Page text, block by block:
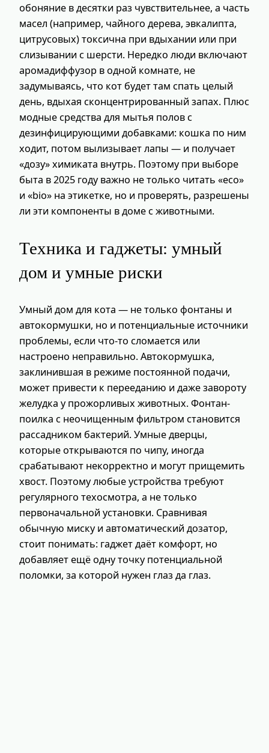
обоняние в десятки раз чувствительнее, а часть
масел (например, чайного дерева, эвкалипта,
цитрусовых) токсична при вдыхании или при
слизывании с шерсти. Нередко люди включают
аромадиффузор в одной комнате, не
задумываясь, что кот будет там спать целый
день, вдыхая сконцентрированный запах. Плюс
модные средства для мытья полов с
дезинфицирующими добавками: кошка по ним
ходит, потом вылизывает лапы — и получает
«дозу» химиката внутрь. Поэтому при выборе
быта в 2025 году важно не только читать «eco»
и «bio» на этикетке, но и проверять, разрешены
ли эти компоненты в доме с животными.
Техника и гаджеты: умный
дом и умные риски
Умный дом для кота — не только фонтаны и
автокормушки, но и потенциальные источники
проблемы, если что-то сломается или
настроено неправильно. Автокормушка,
заклинившая в режиме постоянной подачи,
может привести к перееданию и даже завороту
желудка у прожорливых животных. Фонтан-
поилка с неочищенным фильтром становится
рассадником бактерий. Умные дверцы,
которые открываются по чипу, иногда
срабатывают некорректно и могут прищемить
хвост. Поэтому любые устройства требуют
регулярного техосмотра, а не только
первоначальной установки. Сравнивая
обычную миску и автоматический дозатор,
стоит понимать: гаджет даёт комфорт, но
добавляет ещё одну точку потенциальной
поломки, за которой нужен глаз да глаз.